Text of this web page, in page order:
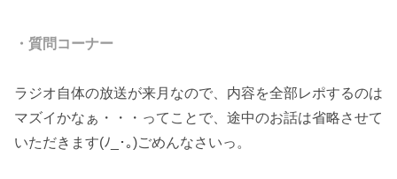
・質問コーナー
ラジオ自体の放送が来月なので、内容を全部レポするのは
マズイかなぁ・・・ってことで、途中のお話は省略させて
いただきます(ﾉ_･｡)ごめんなさいっ。